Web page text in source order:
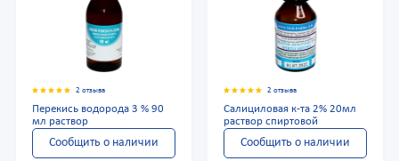
2 отзыва
Перекись водорода 3 % 90
мл раствор
Сообщить о наличии
2 отзыва
Салициловая к-та 2% 20мл
раствор спиртовой
Сообщить о наличии